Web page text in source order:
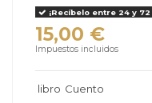
¡Recíbelo entre 24 y
15,00 €
Impuestos incluidos
libro Cuento